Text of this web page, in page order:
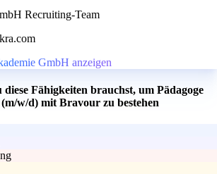
Recruiting-Team
GmbH anzeigen
Fähigkeiten brauchst, um Pädagoge
w/d) mit Bravour zu bestehen